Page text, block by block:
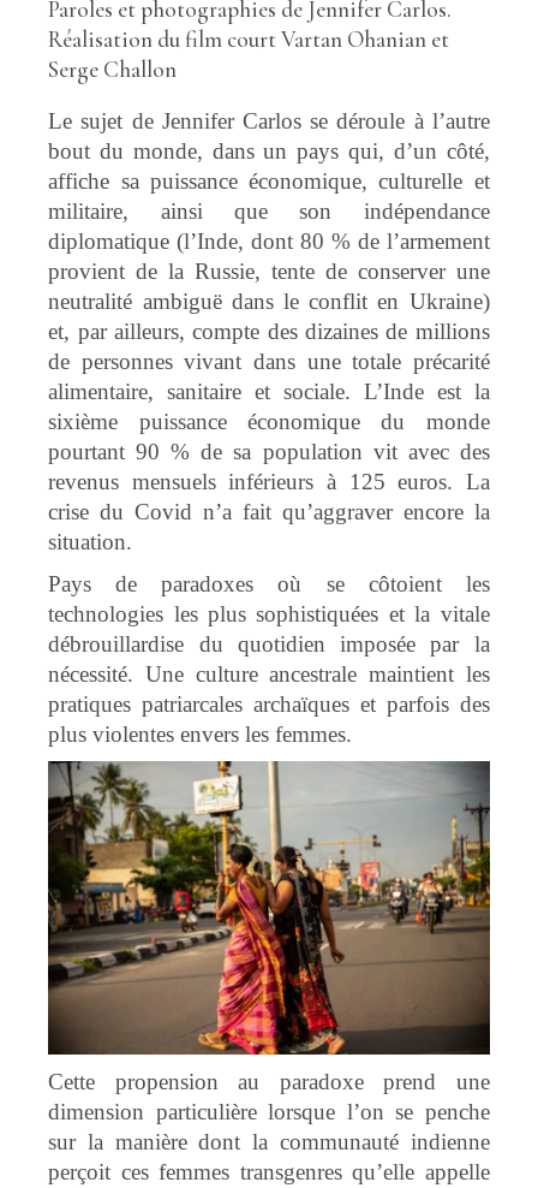
Paroles et photographies de Jennifer Carlos.
Réalisation du film court Vartan Ohanian et
Serge Challon
Le sujet de Jennifer Carlos se déroule à l’autre
bout du monde, dans un pays qui, d’un côté,
affiche sa puissance économique, culturelle et
militaire, ainsi que son indépendance
diplomatique (l’Inde, dont 80 % de l’armement
provient de la Russie, tente de conserver une
neutralité ambiguë dans le conflit en Ukraine)
et, par ailleurs, compte des dizaines de millions
de personnes vivant dans une totale précarité
alimentaire, sanitaire et sociale. L’Inde est la
sixième puissance économique du monde
pourtant 90 % de sa population vit avec des
revenus mensuels inférieurs à 125 euros. La
crise du Covid n’a fait qu’aggraver encore la
situation.
Pays de paradoxes où se côtoient les
technologies les plus sophistiquées et la vitale
débrouillardise du quotidien imposée par la
nécessité. Une culture ancestrale maintient les
pratiques patriarcales archaïques et parfois des
plus violentes envers les femmes.
Cette propension au paradoxe prend une
dimension particulière lorsque l’on se penche
sur la manière dont la communauté indienne
perçoit ces femmes transgenres qu’elle appelle